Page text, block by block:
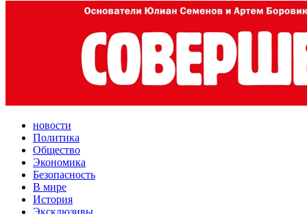
новости
Политика
Общество
Экономика
Безопасность
В мире
История
Эксклюзивы